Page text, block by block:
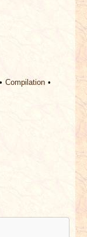
Compilation